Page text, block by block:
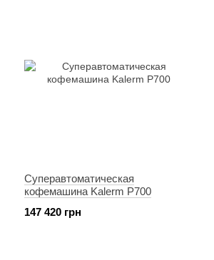
Суперавтоматическая
кофемашина Kalerm P700
147 420 грн